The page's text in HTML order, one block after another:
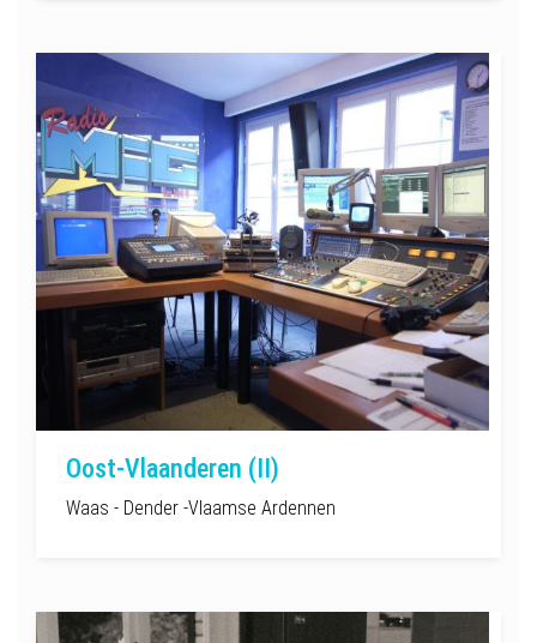
Oost-Vlaanderen (II)
Waas - Dender -Vlaamse Ardennen